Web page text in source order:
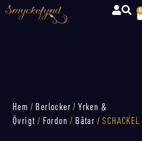
0
Hem / Berlocker /Yrken &
Övrigt / Fordon / Båtar / SCHACKEL